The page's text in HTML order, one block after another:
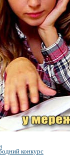
конкурс